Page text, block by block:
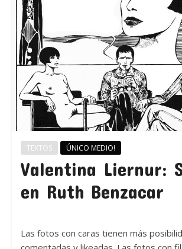
TEXTOS ÚNICO MEDIO!
Valentina Liernur:
en Ruth Benzacar
Las fotos con caras tienen más